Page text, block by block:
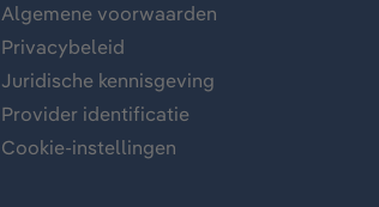
Algemene voorwaarden
Privacybeleid
Juridische kennisgeving
Provider identificatie
Cookie-instellingen